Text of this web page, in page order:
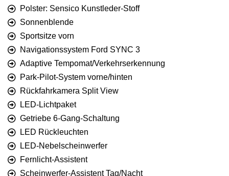
Polster: Sensico Kunstleder-Stoff
Sonnenblende
Sportsitze vorn
Navigationssystem Ford SYNC 3
Adaptive Tempomat/Verkehrs­erkennung
Park-Pilot-System vorne/hinten
Rückfahrkamera Split View
LED-Lichtpaket
Getriebe 6-Gang-Schaltung
LED Rückleuchten
LED-Nebelscheinwerfer
Fernlicht-Assistent
Scheinwerfer-Assistent Tag/Nacht